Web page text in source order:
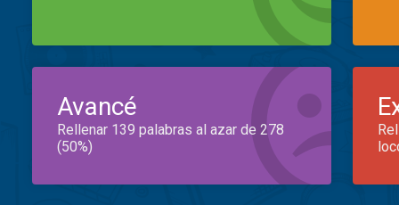
Avancé
Rellenar 139 palabras al azar de 278
(50%)